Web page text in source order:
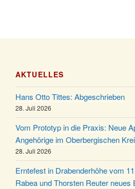
28.11.
Gassner-Hof um 15:00 Uhr
28.11.
Katharinenball der
um 19:00 Uhr
03.12.
Adventsfeier des
Gemeindehaus um 19:00
11.12.
Puer-Natus
Robert-Gassner-Hof um
19.12.
Kinderbibeltag im Ev.
Uhr
AKTUELLES
Hans Otto Tittes: Abgeschrieben
28. Juli 2026
Vom Prototyp in die Praxis: Neue
Angehörige im Oberbergischen
28. Juli 2026
Erntefest in Drabenderhöhe vom
Rabea und Thorsten Reuter neues